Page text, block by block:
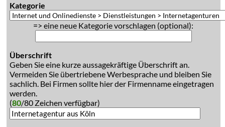
Kategorie
=> eine neue Kategorie vorschlagen (optional):
Überschrift
Geben Sie eine kurze aussagekräftige Überschrift an.
Vermeiden Sie übertriebene Werbesprache und bleiben Sie
sachlich. Bei Firmen sollte hier der Firmenname eingetragen
werden.
(80/80 Zeichen verfügbar)